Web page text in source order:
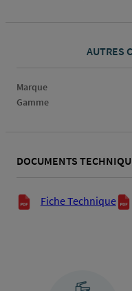
AUTRES
Marque
Gamme
DOCUMENTS
Documents techniques
Fiche Technique